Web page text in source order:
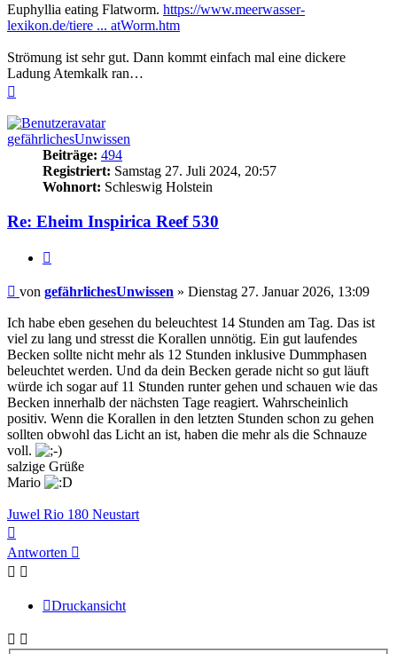
Euphyllia eating Flatworm. https://www.meerwasser-
lexikon.de/tiere ... atWorm.htm
Strömung ist sehr gut. Dann kommt einfach mal eine dickere
Ladung Atemkalk ran…
gefährlichesUnwissen
Beiträge: 494
Registriert: Samstag 27. Juli 2024, 20:57
Wohnort: Schleswig Holstein
Re: Eheim Inspirica Reef 530
Beitrag
von gefährlichesUnwissen » Dienstag 27. Januar 2026, 13:09
Ich habe eben gesehen du beleuchtest 14 Stunden am Tag. Das ist
viel zu lang und stresst die Korallen unnötig. Ein gut laufendes
Becken sollte nicht mehr als 12 Stunden inklusive Dummphasen
beleuchtet werden. Und da dein Becken gerade nicht so gut läuft
würde ich sogar auf 11 Stunden runter gehen und schauen wie das
Becken innerhalb der nächsten Tage reagiert. Wahrscheinlich
positiv. Wenn die Korallen in den letzten Stunden schon zu gehen
sollten obwohl das Licht an ist, haben die mehr als die Schnauze
voll.
salzige Grüße
Mario
Juwel Rio 180 Neustart
oben
Antworten
Druckansicht